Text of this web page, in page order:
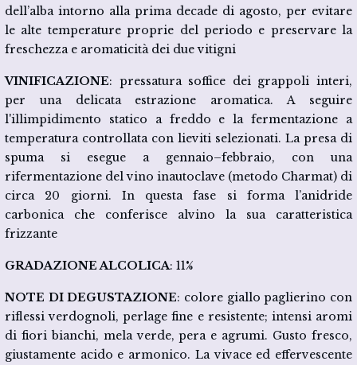
dell’alba intorno alla prima decade di agosto, per evitare
le alte temperature proprie del periodo e preservare la
freschezza e aromaticità dei due vitigni
VINIFICAZIONE: pressatura soffice dei grappoli interi,
per una delicata estrazione aromatica. A seguire
l'illimpidimento statico a freddo e la fermentazione a
temperatura controllata con lieviti selezionati. La presa di
spuma si esegue a gennaio–febbraio, con una
rifermentazione del vino inautoclave (metodo Charmat) di
circa 20 giorni. In questa fase si forma l’anidride
carbonica che conferisce alvino la sua caratteristica
frizzante
GRADAZIONE ALCOLICA: 11%
NOTE DIDEGUSTAZIONE: colore giallo paglierino con
riflessi verdognoli, perlage fine e resistente; intensi aromi
di fiori bianchi, mela verde, pera e agrumi. Gusto fresco,
giustamente acido e armonico. La vivace ed effervescente